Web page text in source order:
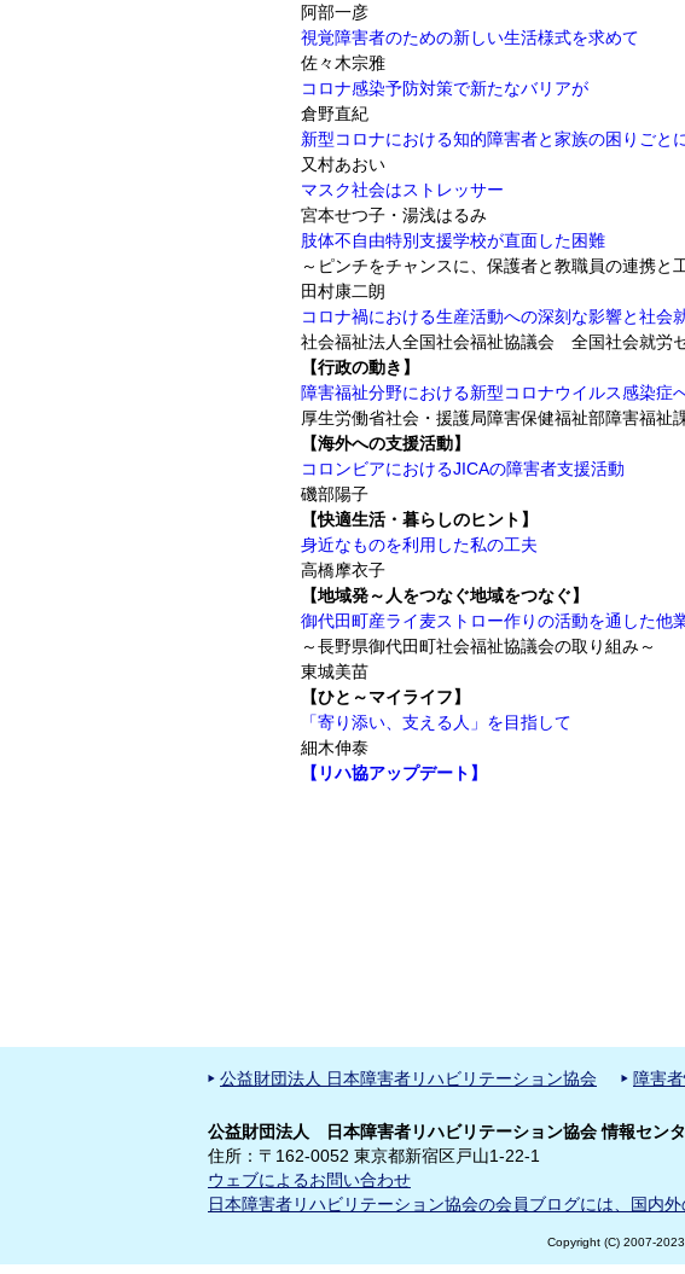
阿部一彦
視覚障害者のための新しい生活様式を求めて
佐々木宗雅
コロナ感染予防対策で新たなバリアが
倉野直紀
新型コロナにおける知的障害者と家族の困りごと
又村あおい
マスク社会はストレッサー
宮本せつ子・湯浅はるみ
肢体不自由特別支援学校が直面した困難
～ピンチをチャンスに、保護者と教職員の連携と
田村康二朗
コロナ禍における生産活動への深刻な影響と社会
社会福祉法人全国社会福祉協議会 全国社会就労
【行政の動き】
障害福祉分野における新型コロナウイルス感染症
厚生労働省社会・援護局障害保健福祉部障害福祉
【海外への支援活動】
コロンビアにおけるJICAの障害者支援活動
磯部陽子
【快適生活・暮らしのヒント】
身近なものを利用した私の工夫
高橋摩衣子
【地域発～人をつなぐ地域をつなぐ】
御代田町産ライ麦ストロー作りの活動を通した他
～長野県御代田町社会福祉協議会の取り組み～
東城美苗
【ひと～マイライフ】
「寄り添い、支える人」を目指して
細木伸泰
【リハ協アップデート】
公益財団法人 日本障害者リハビリテーション協会 障害
公益財団法人 日本障害者リハビリテーション協会 情報セン
住所：〒162-0052 東京都新宿区戸山1-22-1
ウェブによるお問い合わせ
日本障害者リハビリテーション協会の会員ブログには、国内
Copyright (C) 2007-